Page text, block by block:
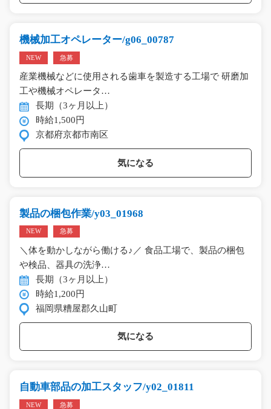
機械加工オペレーター/g06_00787
NEW 急募
産業機械などに使用される歯車を製造する工場で 研磨加
工や機械オペレータ…
長期（3ヶ月以上）
時給1,500円
京都府京都市南区
気になる
製品の梱包作業/y03_01968
NEW 急募
＼体を動かしながら働ける♪／ 食品工場で、製品の梱包
や検品、器具の洗浄…
長期（3ヶ月以上）
時給1,200円
福岡県糟屋郡久山町
気になる
自動車部品の加工スタッフ/y02_01811
NEW 急募